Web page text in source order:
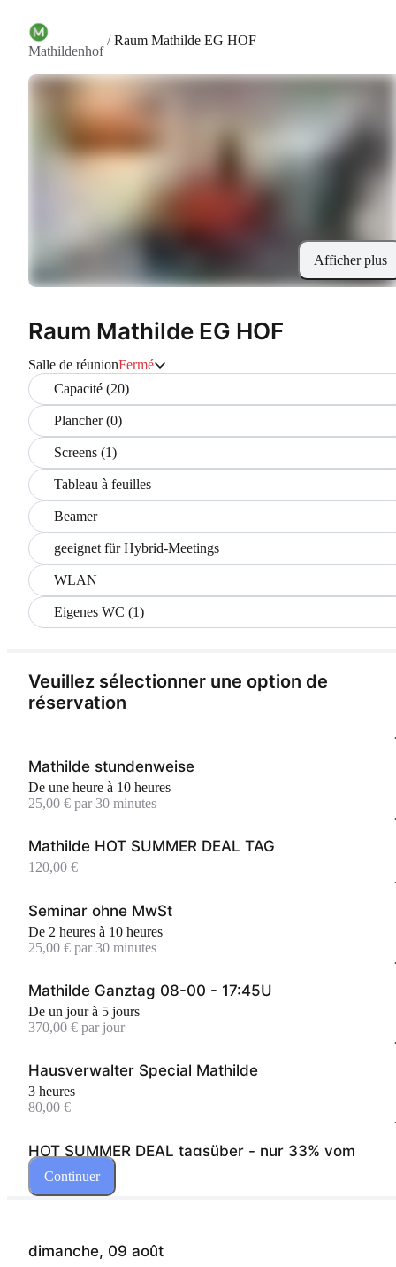
Mathildenhof
/Raum Mathilde EG HOF
Afficher plus
Raum Mathilde EG HOF
Salle de réunionFermé
Capacité (20)
Plancher (0)
Screens (1)
Tableau à feuilles
Beamer
geeignet für Hybrid-Meetings
WLAN
Eigenes WC (1)
dimanche, 09 août
Veuillez sélectionner une option de
réservation
Mathilde stundenweise
De une heure à 10 heures
25,00 € par 30 minutes
Mathilde HOT SUMMER DEAL TAG
120,00 €
Seminar ohne MwSt
De 2 heures à 10 heures
25,00 € par 30 minutes
Mathilde Ganztag 08-00 - 17:45U
De un jour à 5 jours
370,00 € par jour
Hausverwalter Special Mathilde
3 heures
80,00 €
HOT SUMMER DEAL tagsüber - nur 33% vom
Tagespreis im Sommer!
120,00 €
75,00 €
Continuer